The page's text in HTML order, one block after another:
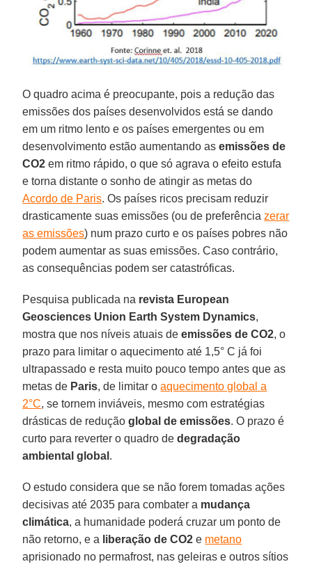
O quadro acima é preocupante, pois a redução das
emissões dos países desenvolvidos está se dando
em um ritmo lento e os países emergentes ou em
desenvolvimento estão aumentando asemissões de
CO2 em ritmo rápido, o que só agrava o efeito estufa
e torna distante o sonho de atingir as metas do
Acordo de Paris. Os países ricos precisam reduzir
drasticamente suas emissões (ou de preferênciazerar
as emissões) num prazo curto e os países pobres não
podem aumentar as suas emissões. Caso contrário,
as consequências podem ser catastróficas.
Pesquisa publicada na revista European
Geosciences Union Earth System Dynamics,
mostra que nos níveis atuais deemissões de CO2, o
prazo para limitar o aquecimento até 1,5° C já foi
ultrapassado e resta muito pouco tempo antes que as
metas de Paris, de limitar oaquecimento global a
2°C, se tornem inviáveis, mesmo com estratégias
drásticas de reduçãoglobal de emissões. O prazo é
curto para reverter o quadro dedegradação
ambiental global .
O estudo considera que se não forem tomadas ações
decisivas até 2035 para combater a mudança
climática, a humanidade poderá cruzar um ponto de
não retorno, e a liberação de CO2 e metano
aprisionado no permafrost, nas geleiras e outros sítios